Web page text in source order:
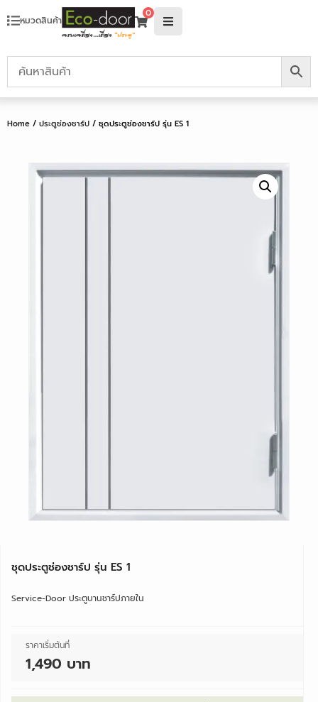
หมวดสินค้า
0
Home / ประตูช่องชาร์ป / ชุดประตูช่องชาร์ป รุ่น ES 1
ชุดประตูช่องชาร์ป รุ่น ES 1
Service-Door ประตูบานชาร์ปภายใน
ราคาเริ่มต้นที่
1,490 บาท